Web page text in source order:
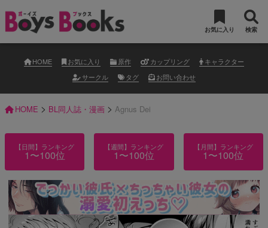
お気に入り 検索
HOME お気に入り 原作 カップリング
キャラクター
サークル
タグ お問い合わせ
HOME > BL同人誌・漫画 > Agnus Dei
【日間】ランキング
1〜100位
【週間】ランキング
1〜100位
【月間】ランキング
1〜100位